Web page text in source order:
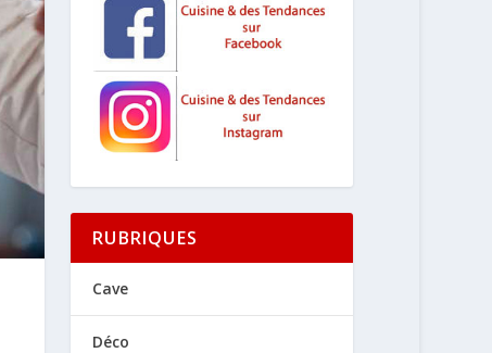
RUBRIQUES
Cave
Déco